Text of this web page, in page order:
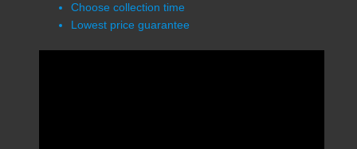
Choose collection time
Lowest price guarantee